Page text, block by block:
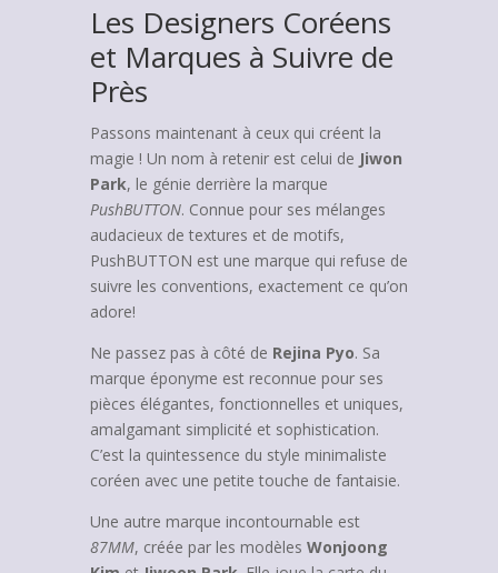
Les Designers Coréens
et Marques à Suivre de
Près
Passons maintenant à ceux qui créent la
magie ! Un nom à retenir est celui de Jiwon
Park, le génie derrière la marque
PushBUTTON. Connue pour ses mélanges
audacieux de textures et de motifs,
PushBUTTON est une marque qui refuse de
suivre les conventions, exactement ce qu’on
adore!
Ne passez pas à côté de Rejina Pyo. Sa
marque éponyme est reconnue pour ses
pièces élégantes, fonctionnelles et uniques,
amalgamant simplicité et sophistication.
C’est la quintessence du style minimaliste
coréen avec une petite touche de fantaisie.
Une autre marque incontournable est
87MM, créée par les modèles Wonjoong